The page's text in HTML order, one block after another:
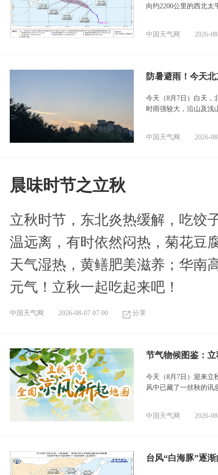
向约2200公里的西北太
中国天气网 2026-
防暑避雨！今天
今天（8月7日）白天，
时雨强较大，沿山及浅
中国天气网 2026-
晨味时节之立秋
立秋时节，东北炎热缓解，吃饺
温远离，有时依然闷热，菊花豆
天气湿热，黄鳝肥美滋养；华南
元气！立秋一起吃起来吧！
中国天气网 2026-08-07 07:00 分享
节气物候图鉴：
今天（8月7日）迎来立
风中已藏了一丝秋的讯
中国天气网 2026-
台风“白海豚”逐